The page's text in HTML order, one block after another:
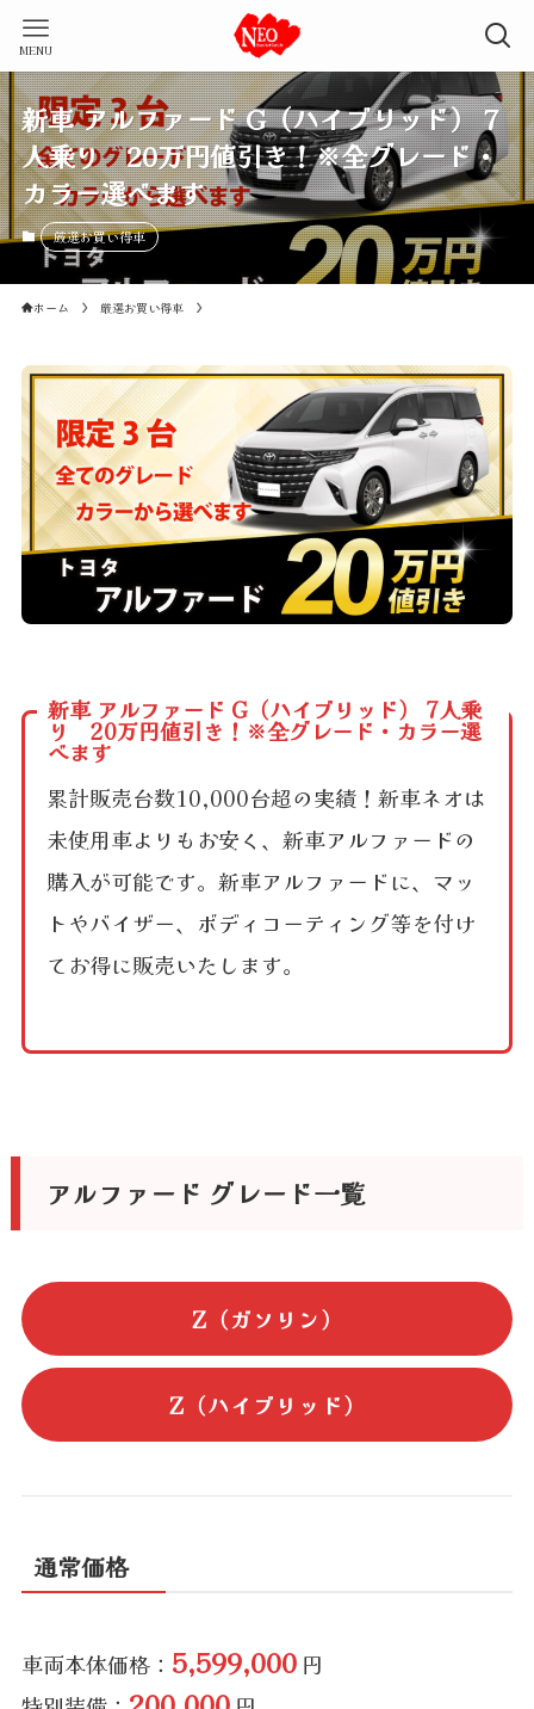
MENU
新車 アルファード G（ハイブリッド） 7
人乗り 20万円値引き！※全グレード・
カラー選べます
厳選お買い得車
ホーム 厳選お買い得車
新車 アルファード G（ハイブリッド） 7人乗
り 20万円値引き！※全グレード・カラー選
べます
累計販売台数10,000台超の実績！新車ネオは
未使用車よりもお安く、新車アルファードの
購入が可能です。新車アルファードに、マッ
トやバイザー、ボディコーティング等を付け
てお得に販売いたします。
アルファード グレード一覧
Z（ガソリン）
Z（ハイブリッド）
通常価格
車両本体価格： 5,599,000円